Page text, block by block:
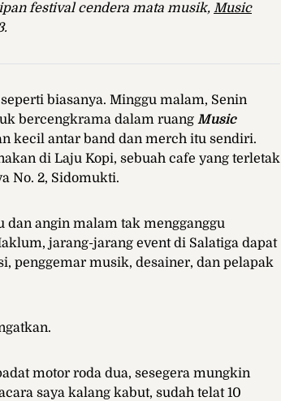
festival cendera mata musik, Music
biasanya. Minggu malam, Senin
bercengkrama dalam ruang Music
kecil antar band dan merch itu sendiri.
di Laju Kopi, sebuah cafe yang terletak
No. 2, Sidomukti.
angin malam tak mengganggu
jarang-jarang event di Salatiga dapat
penggemar musik, desainer, dan pelapak
motor roda dua, sesegera mungkin
saya kalang kabut, sudah telat 10